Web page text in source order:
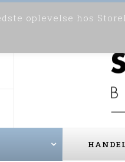
oplevelse hos